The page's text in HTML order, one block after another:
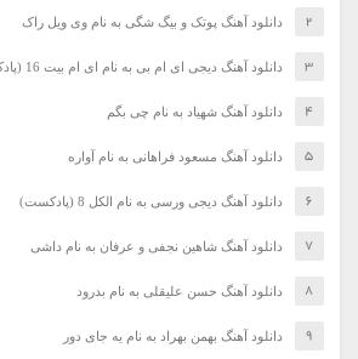
دانلود آهنگ پوتک و بیگ شگی به نام وی ویل راک
دانلود آهنگ دیجی ای ام بی به نام ای ام بیت 16 (پادکست)
دانلود آهنگ شهیاد به نام چی بگم
دانلود آهنگ مسعود فراهانی به نام آواره
دانلود آهنگ دیجی ورسی به نام الکل 8 (پادکست)
دانلود آهنگ شاهین نجفی و عرفان به نام داشی
دانلود آهنگ حسن علیقلی به نام بدرود
دانلود آهنگ بهمن بهراد به نام یه جای دور